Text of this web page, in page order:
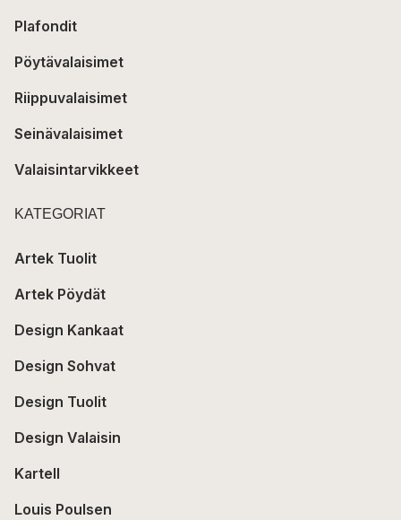
Plafondit
Pöytävalaisimet
Riippuvalaisimet
Seinävalaisimet
Valaisintarvikkeet
KATEGORIAT
Artek Tuolit
Artek Pöydät
Design Kankaat
Design Sohvat
Design Tuolit
Design Valaisin
Kartell
Louis Poulsen